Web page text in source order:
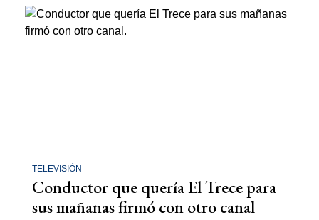
TELEVISIÓN
Conductor que quería El Trece para
sus mañanas firmó con otro canal